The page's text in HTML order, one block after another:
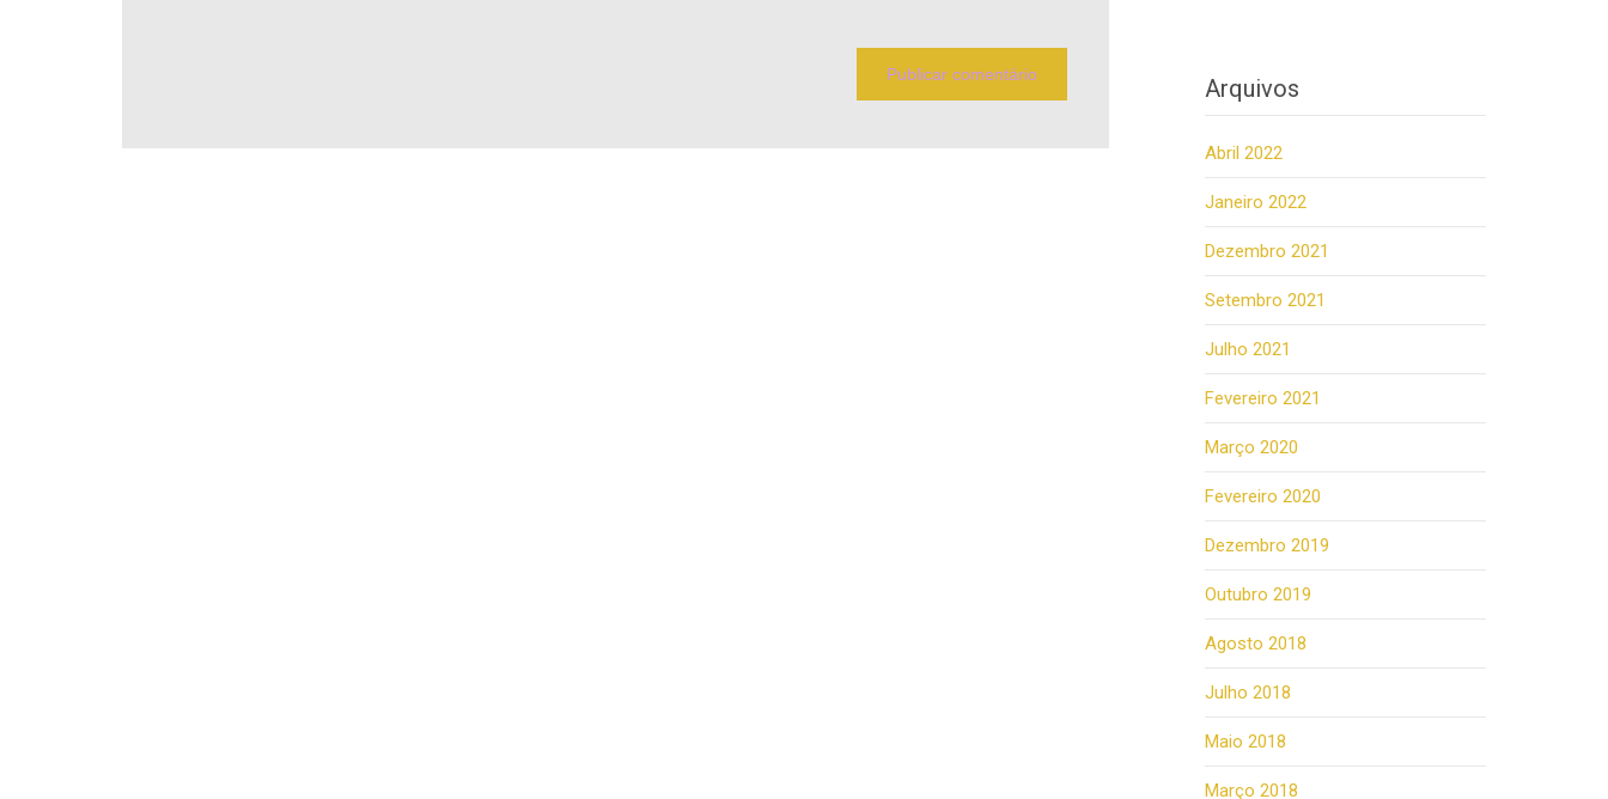
Arquivos
Abril 2022
Janeiro 2022
Dezembro 2021
Setembro 2021
Julho 2021
Fevereiro 2021
Março 2020
Fevereiro 2020
Dezembro 2019
Outubro 2019
Agosto 2018
Julho 2018
Maio 2018
Março 2018